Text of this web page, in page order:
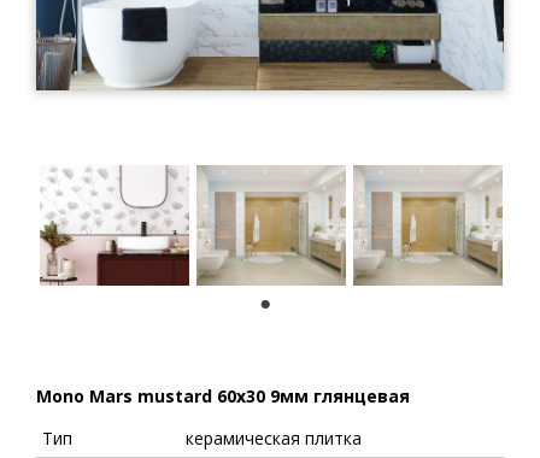
Mono Mars mustard 60x30 9мм глянцевая
Тип
керамическая плитка